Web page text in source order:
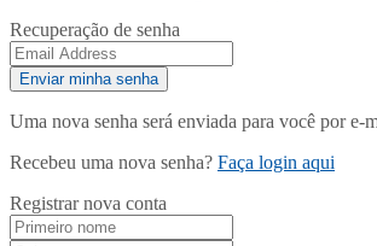
Recuperação de senha
Uma nova senha será enviada para você por e-
Recebeu uma nova senha? Faça login aqui
Registrar nova conta